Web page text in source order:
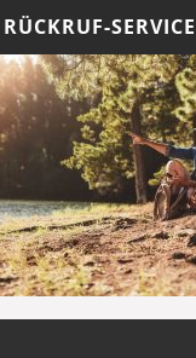
RÜCKRUF-SERVICE